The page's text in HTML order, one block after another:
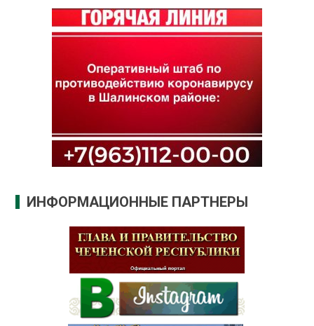
ИНФОРМАЦИОННЫЕ ПАРТНЕРЫ